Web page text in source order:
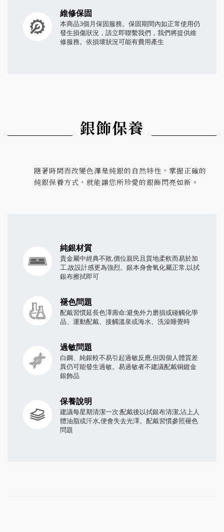
維修保固
本商品3個月保固服務。保固期間內如正常使用仍
發生損傷狀況，請立即聯繫我們，我們將提供維
修服務。依損壞狀況可能有費用產生
銀飾保養
隨著時間而改變色澤是純銀的自然特性，掌握正確的
純銀保養方式，就能讓您所珍愛的銀飾閃亮如新。
純銀材質
貴金屬中經典不敗,價位親民且質地柔軟而易於加
工,故設計感更為強烈。銀本身會氧化屬正常,以拭
銀布擦拭即可
褪色問題
配戴習慣延長色澤壽命:避免外力磨損或碰觸化學
品、運動配戴、接觸溫泉或海水、洗澡睡覺時
過敏問題
白鋼、純銀較不易引起過敏反應,但因個人體質差
異仍可能發生過敏。易過敏者不建議配戴铜鍍金
銀飾品
保養說明
建議每星期清潔一次:配戴後以拭銀布清潔,沾上人
體油脂或汗水,便會失去光澤。配戴習慣參照褪色
問題